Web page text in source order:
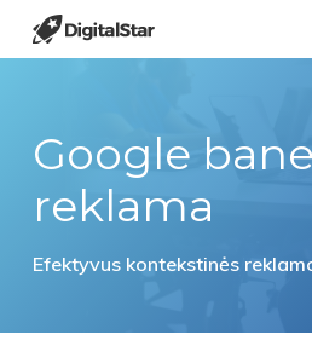
to
contentGoogle
reklama
Efektyvus kontekstinės